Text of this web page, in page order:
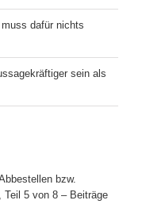
dafür nichts
sein als
bzw.
Teil 5 von 8 – Beiträge